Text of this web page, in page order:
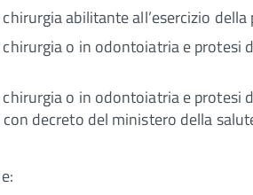
abilitante all’esercizio
o in odontoiatria e protesi
o in odontoiatria e protesi
decreto del ministero della